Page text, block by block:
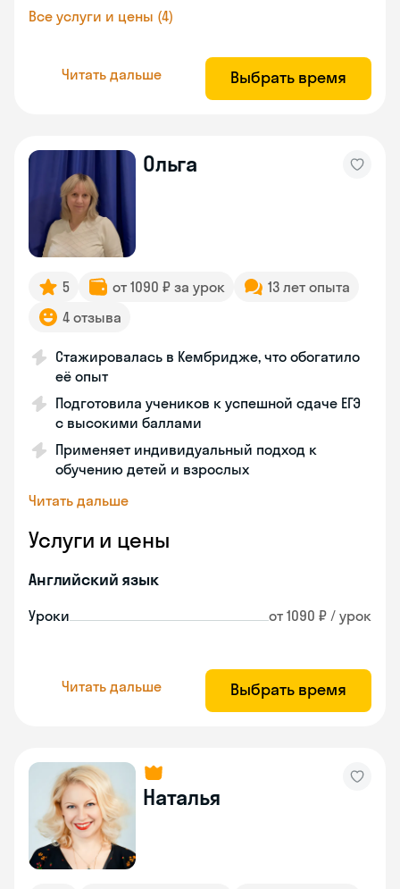
Все услуги и цены (4)
Читать дальше Выбрать время
Ольга
5 от 1090 ₽ за урок
13 лет опыта
4 отзыва
Стажировалась в Кембридже, что обогатило
её опыт
Подготовила учеников к успешной сдаче ЕГЭ
с высокими баллами
Применяет индивидуальный подход к
обучению детей и взрослых
Читать дальше
Услуги и цены
Английский язык
Уроки от 1090 ₽ / урок
Читать дальше Выбрать время
Наталья